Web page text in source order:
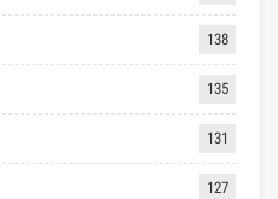
138
135
131
127